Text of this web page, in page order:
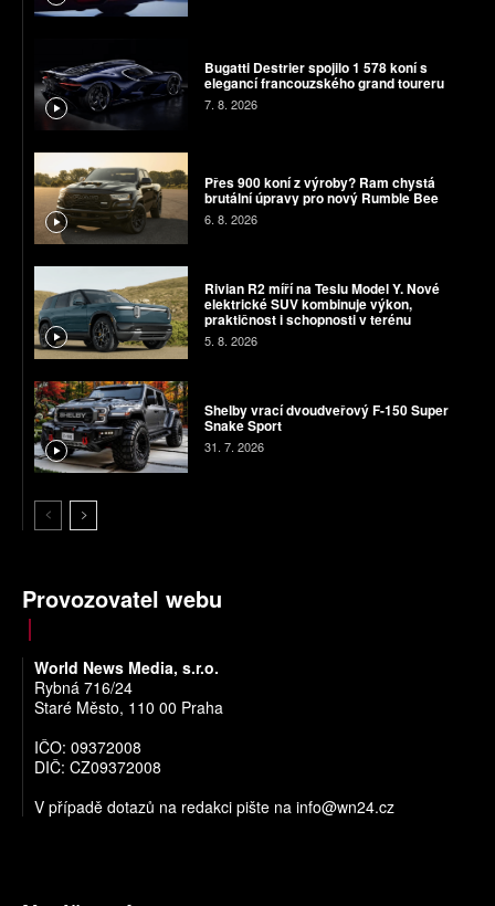
Bugatti Destrier spojilo 1 578 koní s
elegancí francouzského grand toureru
7. 8. 2026
Přes 900 koní z výroby? Ram chystá
brutální úpravy pro nový Rumble Bee
6. 8. 2026
Rivian R2 míří na Teslu Model Y. Nové
elektrické SUV kombinuje výkon,
praktičnost i schopnosti v terénu
5. 8. 2026
Shelby vrací dvoudveřový F-150 Super
Snake Sport
31. 7. 2026
Provozovatel webu
World News Media, s.r.o.
Rybná 716/24
Staré Město, 110 00 Praha
IČO: 09372008
DIČ: CZ09372008
V případě dotazů na redakci pište na info@wn24.cz